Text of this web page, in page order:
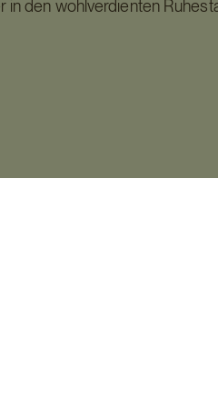
den wohlverdienten